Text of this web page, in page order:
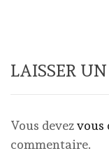
LAISSER
Vous devezvous
commentaire.